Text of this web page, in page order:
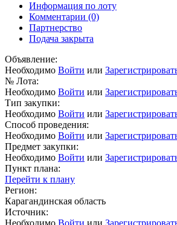
Информация по лоту
Комментарии (0)
Партнерство
Подача закрыта
Объявление:
Необходимо Войти или
№ Лота:
Необходимо Войти или
Тип закупки:
Необходимо Войти или
Способ проведения:
Необходимо Войти или
Предмет закупки:
Необходимо Войти или
Пункт плана:
Перейти к плану
Регион:
Карагандинская область
Источник: